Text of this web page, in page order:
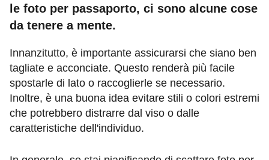
le foto per passaporto, ci sono alcune cose
da tenere a mente.
Innanzitutto, è importante assicurarsi che siano ben
tagliate e acconciate. Questo renderà più facile
spostarle di lato o raccoglierle se necessario.
Inoltre, è una buona idea evitare stili o colori estremi
che potrebbero distrarre dal viso o dalle
caratteristiche dell'individuo.